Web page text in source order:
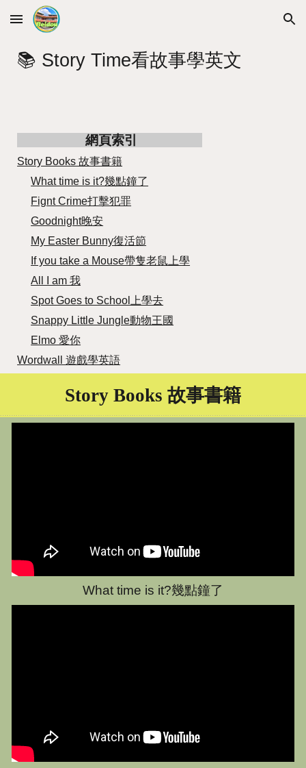
Skip to main content Skip to navigation
📚 Story Time看故事學英文
網頁索引
Story Books 故事書籍
What time is it?幾點鐘了
Fignt Crime打擊犯罪
Goodnight晚安
My Easter Bunny復活節
If you take a Mouse帶隻老鼠上學
All I am 我
Spot Goes to School上學去
Snappy Little Jungle動物王國
Elmo 愛你
Wordwall 遊戲學英語
Story Books 故事書籍
What time is it?幾點鐘了